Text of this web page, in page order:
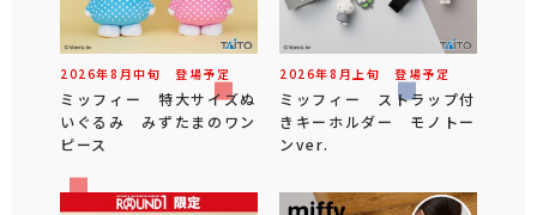
2026年8 月中旬 登場予定
ミッフィー 特大サイズぬ
いぐるみ みずたまのワン
ピース
2026年8 月 上旬 登場予定
ミッフィー ストラップ付
きキーホルダー モノトー
ンver.